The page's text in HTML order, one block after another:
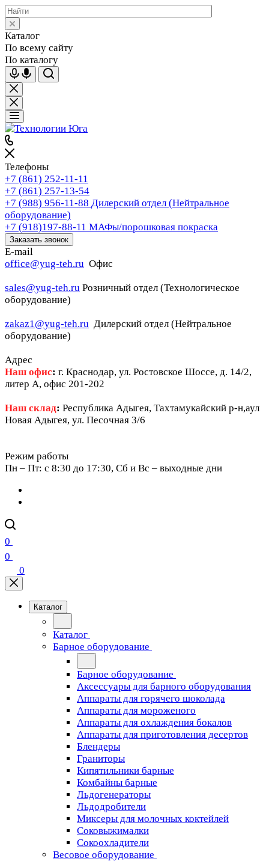
Каталог
По всему сайту
По каталогу
Телефоны
+7 (861) 252-11-11
+7 (861) 257-13-54
+7 (988) 956-11-88 Дилерский отдел (Нейтральное
оборудование)
+7 (918)197-88-11 МАФы/порошковая покраска
Заказать звонок
E-mail
office@yug-teh.ru Офис
sales@yug-teh.ru Розничный отдел (Технологическое
оборудование)
zakaz1@yug-teh.ru Дилерский отдел (Нейтральное
оборудование)
Адрес
Наш офис: г. Краснодар, ул. Ростовское Шоссе, д. 14/2,
литер А, офис 201-202
Наш склад: Республика Адыгея, Тахтамукайский р-н,аул
Новая Адыгея, ул. Песочная 3/6
Режим работы
Пн – Пт: c 8:30 до 17:30, Сб и Вс – выходные дни
0
0
0
Каталог
Каталог
Барное оборудование
Барное оборудование
Аксессуары для барного оборудования
Аппараты для горячего шоколада
Аппараты для мороженого
Аппараты для охлаждения бокалов
Аппараты для приготовления десертов
Блендеры
Граниторы
Кипятильники барные
Комбайны барные
Льдогенераторы
Льдодробители
Миксеры для молочных коктейлей
Соковыжималки
Сокоохладители
Весовое оборудование